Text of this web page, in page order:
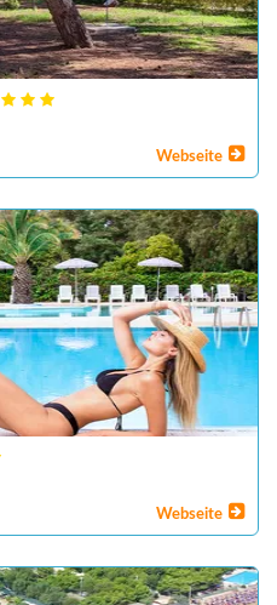
Webseite
Webseite